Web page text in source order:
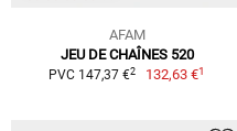
AFAM
JEU DE CHAÎNES 520
PVC 147,37 €2 132,63 €1